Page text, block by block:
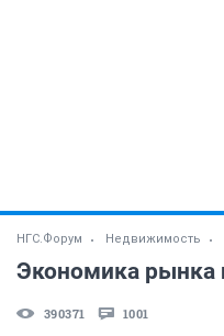
НГС.Форум Недвижимость
390371 1001